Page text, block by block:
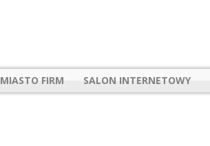
MIASTO FIRM SALON INTERNETOWY